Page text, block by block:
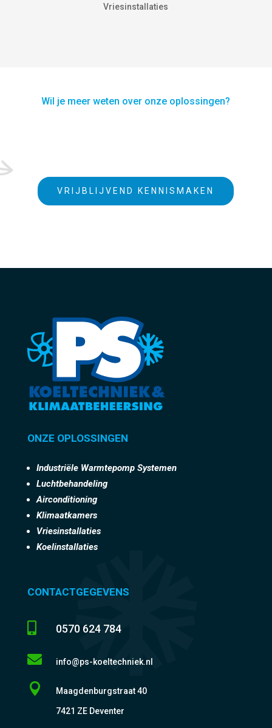
Vriesinstallaties
Wil je meer weten over onze oplossingen?
VRIJBLIJVEND KENNISMAKEN
ONZE OPLOSSINGEN
Industriële Warmtepomp Systemen
Luchtbehandeling
Airconditioning
Klimaatkamers
Vriesinstallaties
Koelinstallaties
CONTACTGEGEVENS
0570 624 784
 info@ps-koeltechniek.nl
 Maagdenburgstraat 40
7421 ZE Deventer